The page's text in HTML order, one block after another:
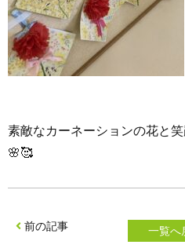
素敵なカーネーションの花と
🌸🥰
前の記事 一覧へ